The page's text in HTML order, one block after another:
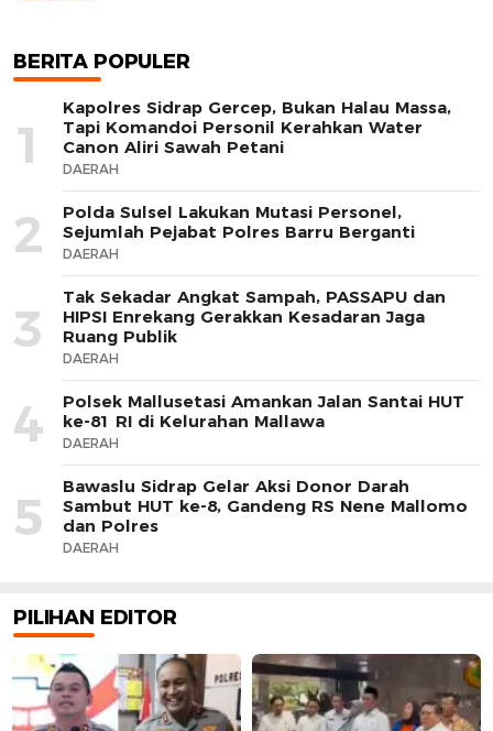
BERITA POPULER
1
Kapolres Sidrap Gercep, Bukan Halau Massa,
Tapi Komandoi Personil Kerahkan Water
Canon Aliri Sawah Petani
DAERAH
2
Polda Sulsel Lakukan Mutasi Personel,
Sejumlah Pejabat Polres Barru Berganti
DAERAH
3
Tak Sekadar Angkat Sampah, PASSAPU dan
HIPSI Enrekang Gerakkan Kesadaran Jaga
Ruang Publik
DAERAH
4
Polsek Mallusetasi Amankan Jalan Santai HUT
ke-81 RI di Kelurahan Mallawa
DAERAH
5
Bawaslu Sidrap Gelar Aksi Donor Darah
Sambut HUT ke-8, Gandeng RS Nene Mallomo
dan Polres
DAERAH
PILIHAN EDITOR